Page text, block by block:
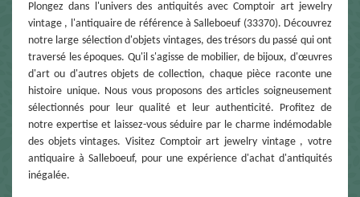
Plongez dans l'univers des antiquités avec Comptoir art jewelry
vintage , l'antiquaire de référence à Salleboeuf (33370). Découvrez
notre large sélection d'objets vintages, des trésors du passé qui ont
traversé les époques. Qu'il s'agisse de mobilier, de bijoux, d'œuvres
d'art ou d'autres objets de collection, chaque pièce raconte une
histoire unique. Nous vous proposons des articles soigneusement
sélectionnés pour leur qualité et leur authenticité. Profitez de
notre expertise et laissez-vous séduire par le charme indémodable
des objets vintages. Visitez Comptoir art jewelry vintage , votre
antiquaire à Salleboeuf, pour une expérience d'achat d'antiquités
inégalée.